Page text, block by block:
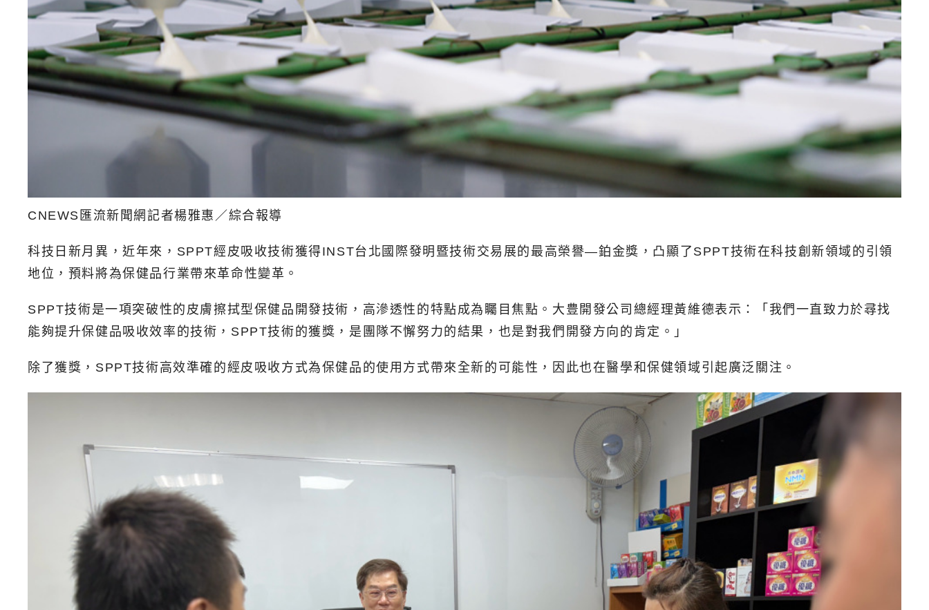
CNEWS匯流新聞網記者楊雅惠／綜合報導
科技日新月異，近年來，SPPT經皮吸收技術獲得INST台北國際發明暨技術交易展的最高榮譽—鉑金獎，凸顯了SPPT技術在科技創新領域的引領
地位，預料將為保健品行業帶來革命性變革。
SPPT技術是一項突破性的皮膚擦拭型保健品開發技術，高滲透性的特點成為矚目焦點。大豊開發公司總經理黃維德表示：「我們一直致力於尋找
能夠提升保健品吸收效率的技術，SPPT技術的獲獎，是團隊不懈努力的結果，也是對我們開發方向的肯定。」
除了獲獎，SPPT技術高效準確的經皮吸收方式為保健品的使用方式帶來全新的可能性，因此也在醫學和保健領域引起廣泛關注。